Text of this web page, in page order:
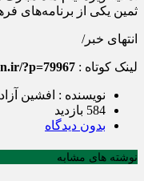
ثمین یکی از برنامه‌های
انتهای خبر/
لینک کوتاه : ?p=79967
نویسنده : افشین
584 بازدید
بدون دیدگاه
نوشته های مشابه